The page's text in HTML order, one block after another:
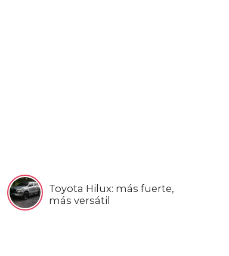
Toyota Hilux: más fuerte,
más versátil